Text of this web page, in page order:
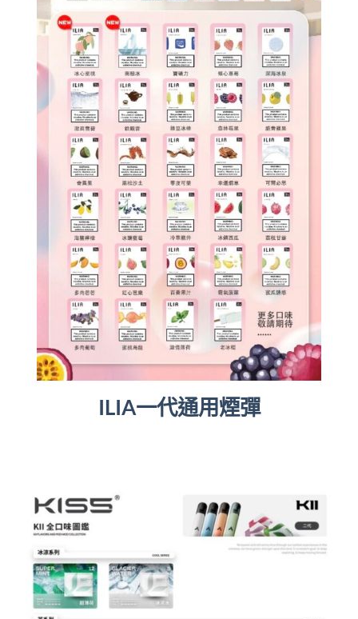
ILIA一代通用煙彈